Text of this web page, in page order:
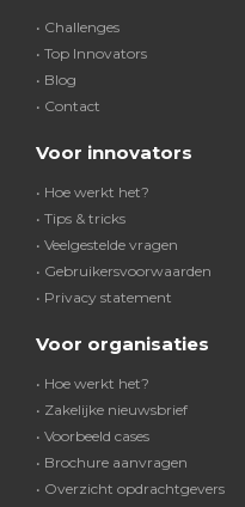
• Challenges
• Top Innovators
• Blog
• Contact
Voor innovators
• Hoe werkt het?
• Tips & tricks
• Veelgestelde vragen
• Gebruikersvoorwaarden
• Privacy statement
Voor organisaties
• Hoe werkt het?
• Zakelijke nieuwsbrief
• Voorbeeld cases
• Brochure aanvragen
• Overzicht opdrachtgevers